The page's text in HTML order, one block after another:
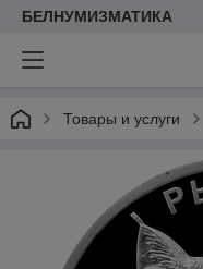
БЕЛНУМИЗМАТИКА
Товары и услуги